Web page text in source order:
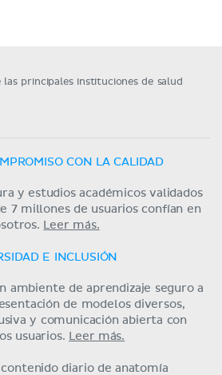
las principales instituciones de salud
CON LA CALIDAD
y estudios académicos validados
7 millones de usuarios confían en
Leer más.
E INCLUSIÓN
ambiente de aprendizaje seguro a
de modelos diversos,
y comunicación abierta con
usuarios.
Leer más.
contenido diario de anatomía